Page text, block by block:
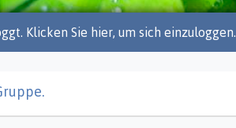
Klicken Sie hier, um sich einzuloggen.